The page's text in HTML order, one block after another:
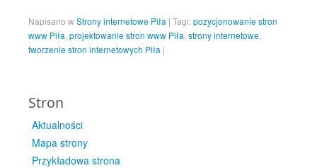
Napisano wStrony internetowe Piła | Tagi:pozycjonowanie stron
www Piła projektowanie stron www Piła strony internetowe
tworzenie stron internetowych Piła |
Stron
Aktualności
Mapa strony
Przykładowa strona